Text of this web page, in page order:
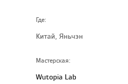
Где:
Китай, Яньчэн
Мастерская:
Wutopia Lab